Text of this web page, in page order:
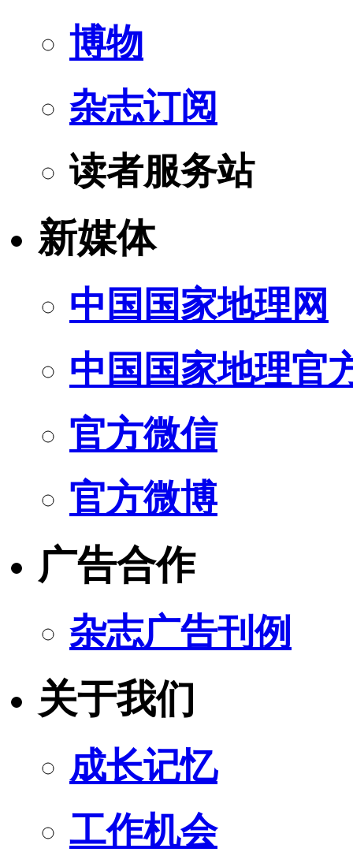
博物
杂志订阅
读者服务站
新媒体
中国国家地理网
中国国家地理官
官方微信
官方微博
广告合作
杂志广告刊例
关于我们
成长记忆
工作机会